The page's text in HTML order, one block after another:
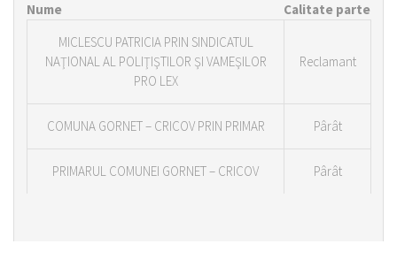
Nume
Calitate parte
MICLESCU PATRICIA PRIN SINDICATUL
NAŢIONAL AL POLIŢIŞTILOR ŞI VAMEŞILOR
PRO LEX
Reclamant
COMUNA GORNET – CRICOV PRIN PRIMAR Pârât
PRIMARUL COMUNEI GORNET – CRICOV Pârât